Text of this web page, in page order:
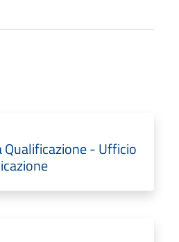
Qualificazione - Ufficio